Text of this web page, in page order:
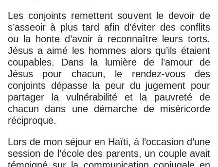
Les conjoints remettent souvent le devoir de
s’asseoir à plus tard afin d’éviter des conflits
ou la honte d’avoir à reconnaître leurs torts.
Jésus a aimé les hommes alors qu’ils étaient
coupables. Dans la lumière de l’amour de
Jésus pour chacun, le rendez-vous des
conjoints dépasse la peur du jugement pour
partager la vulnérabilité et la pauvreté de
chacun dans une démarche de miséricorde
réciproque.
Lors de mon séjour en Haïti, à l’occasion d’une
session de l’école des parents, un couple avait